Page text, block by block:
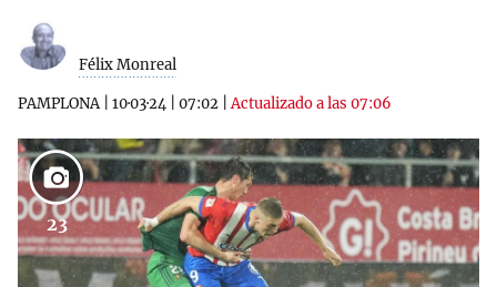
Félix Monreal
PAMPLONA| 10·03·24 07:02 |Actualizado a las 07:06
23